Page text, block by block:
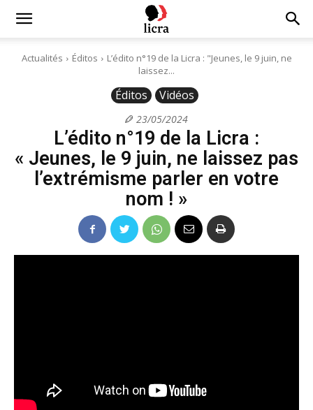
Licra
Actualités Éditos
L’édito n°19 de la Licra : "Jeunes, le 9 juin, ne
laissez...
Éditos Vidéos
23/05/2024
L’édito n°19 de la Licra :
« Jeunes, le 9 juin, ne laissez pas
l’extrémisme parler en votre
nom ! »